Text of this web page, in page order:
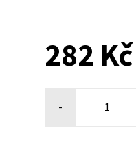
282 Kč
-